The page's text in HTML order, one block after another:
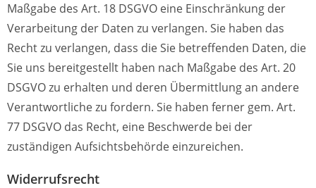
Maßgabe des Art. 18 DSGVO eine Einschränkung der
Verarbeitung der Daten zu verlangen. Sie haben das
Recht zu verlangen, dass die Sie betreffenden Daten, die
Sie uns bereitgestellt haben nach Maßgabe des Art. 20
DSGVO zu erhalten und deren Übermittlung an andere
Verantwortliche zu fordern. Sie haben ferner gem. Art.
77 DSGVO das Recht, eine Beschwerde bei der
zuständigen Aufsichtsbehörde einzureichen.
Widerrufsrecht